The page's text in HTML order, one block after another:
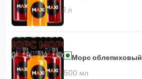
1 л
Морс облепиховый
500 мл